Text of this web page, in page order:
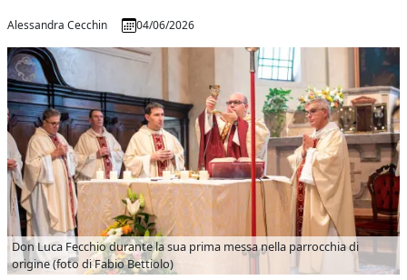
Alessandra Cecchin 04/06/2026
Don Luca Fecchio durante la sua prima messa nella parrocchia di
origine (foto di Fabio Bettiolo)